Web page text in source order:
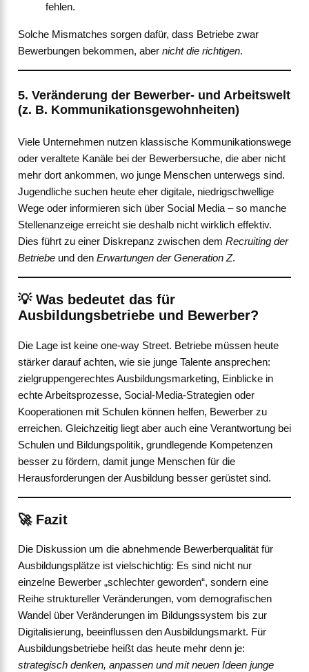
fehlen.
Solche Mismatches sorgen dafür, dass Betriebe zwar
Bewerbungen bekommen, aber nicht die richtigen.
5. Veränderung der Bewerber- und Arbeitswelt
(z. B. Kommunikationsgewohnheiten)
Viele Unternehmen nutzen klassische Kommunikationswege
oder veraltete Kanäle bei der Bewerbersuche, die aber nicht
mehr dort ankommen, wo junge Menschen unterwegs sind.
Jugendliche suchen heute eher digitale, niedrigschwellige
Wege oder informieren sich über Social Media – so manche
Stellenanzeige erreicht sie deshalb nicht wirklich effektiv.
Dies führt zu einer Diskrepanz zwischen dem Recruiting der
Betriebeund den Erwartungen der Generation Z.
💡 Was bedeutet das für
Ausbildungsbetriebe und Bewerber?
Die Lage ist keine one-way Street. Betriebe müssen heute
stärker darauf achten, wie sie junge Talente ansprechen:
zielgruppengerechtes Ausbildungsmarketing, Einblicke in
echte Arbeitsprozesse, Social-Media-Strategien oder
Kooperationen mit Schulen können helfen, Bewerber zu
erreichen. Gleichzeitig liegt aber auch eine Verantwortung bei
Schulen und Bildungspolitik, grundlegende Kompetenzen
besser zu fördern, damit junge Menschen für die
Herausforderungen der Ausbildung besser gerüstet sind.
🚀 Fazit
Die Diskussion um die abnehmende Bewerberqualität für
Ausbildungsplätze ist vielschichtig: Es sind nicht nur
einzelne Bewerber „schlechter geworden“, sondern eine
Reihe struktureller Veränderungen, vom demografischen
Wandel über Veränderungen im Bildungssystem bis zur
Digitalisierung, beeinflussen den Ausbildungsmarkt. Für
Ausbildungsbetriebe heißt das heute mehr denn je:
strategisch denken, anpassen und mit neuen Ideen junge